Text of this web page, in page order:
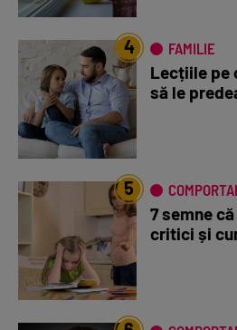
4 FAMILIE
Lecțiile pe
să le
5
7 semne
critici și